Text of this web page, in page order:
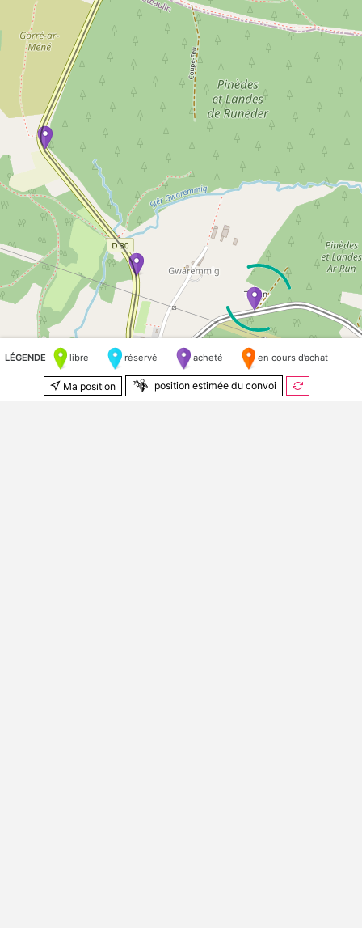
LÉGENDE libre — réservé — acheté — en cours d’achat
Ma position position estimée du convoi